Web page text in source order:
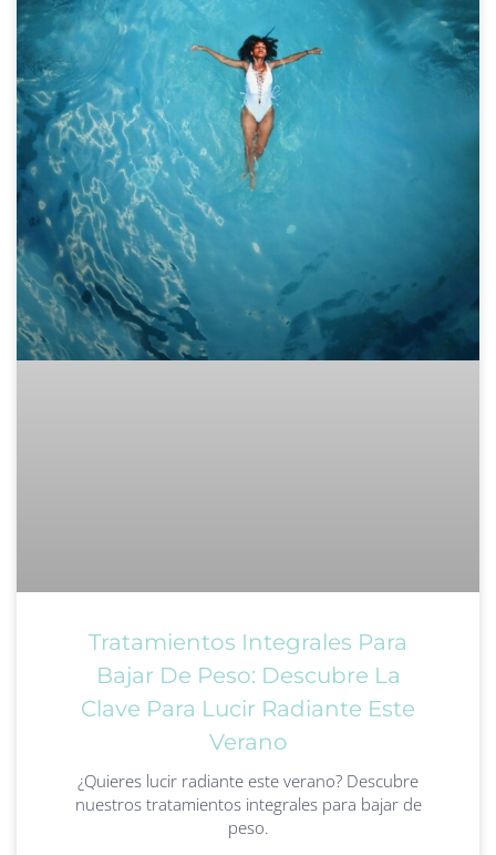
Tratamientos Integrales Para
Bajar De Peso: Descubre La
Clave Para Lucir Radiante Este
Verano
¿Quieres lucir radiante este verano? Descubre
nuestros tratamientos integrales para bajar de
peso.